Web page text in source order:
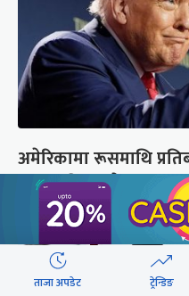
अमेरिकामा रूसमाथि
भारतसहित ५ देशमा
ताजा अपडेट ट्रेन्डिङ